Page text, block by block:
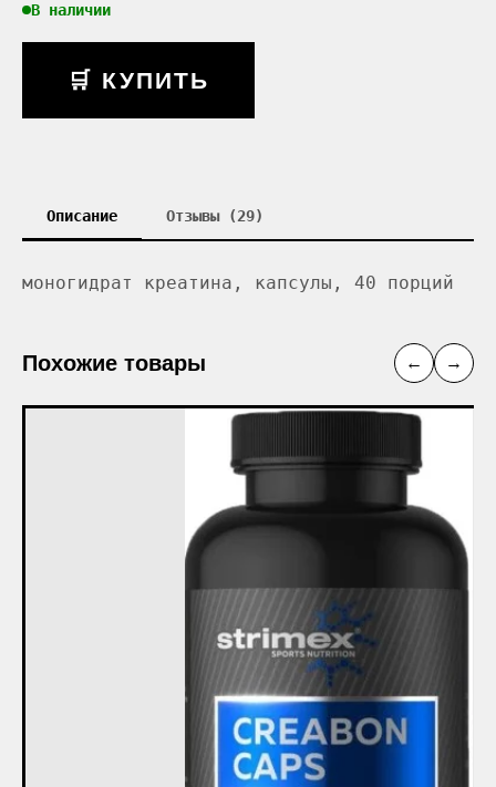
В наличии
🛒 КУПИТЬ
Описание Отзывы (29)
моногидрат креатина, капсулы, 40 порций
Похожие товары ← →